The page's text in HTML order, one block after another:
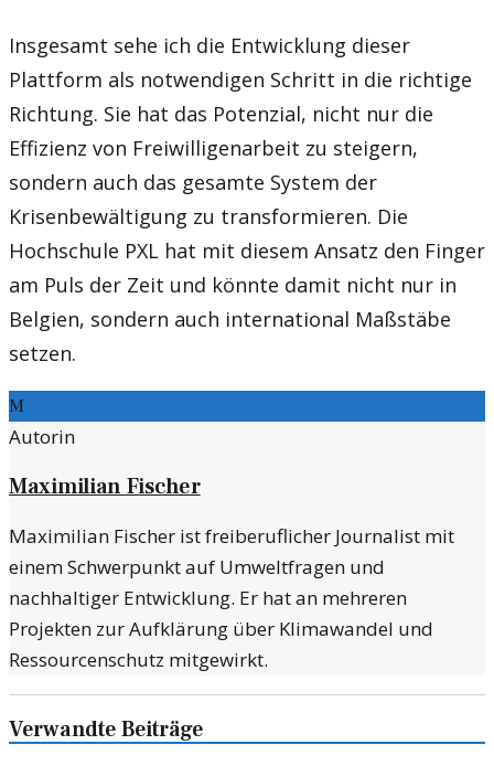
Insgesamt sehe ich die Entwicklung dieser
Plattform als notwendigen Schritt in die richtige
Richtung. Sie hat das Potenzial, nicht nur die
Effizienz von Freiwilligenarbeit zu steigern,
sondern auch das gesamte System der
Krisenbewältigung zu transformieren. Die
Hochschule PXL hat mit diesem Ansatz den Finger
am Puls der Zeit und könnte damit nicht nur in
Belgien, sondern auch international Maßstäbe
setzen.
M
Autorin
Maximilian Fischer
Maximilian Fischer ist freiberuflicher Journalist mit
einem Schwerpunkt auf Umweltfragen und
nachhaltiger Entwicklung. Er hat an mehreren
Projekten zur Aufklärung über Klimawandel und
Ressourcenschutz mitgewirkt.
Verwandte Beiträge